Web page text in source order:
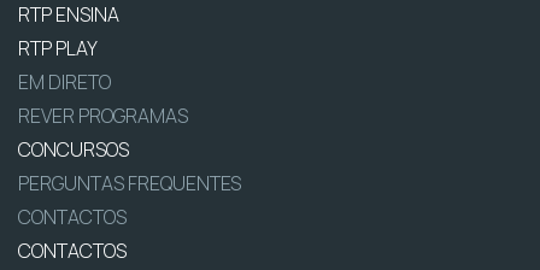
RTP ENSINA
RTP PLAY
EM DIRETO
REVER PROGRAMAS
CONCURSOS
PERGUNTAS FREQUENTES
CONTACTOS
CONTACTOS